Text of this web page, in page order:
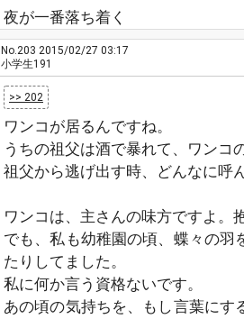
夜が一番落ち着く
No.203 2015/02/27 03:17
小学生191
>> 202
ワンコが居るんですね。
うちの祖父は酒で暴れて、ワンコ
祖父から逃げ出す時、どんなに呼
ワンコは、主さんの味方ですよ。
でも、私も幼稚園の頃、蝶々の
たりしてました。
私に何か言う資格ないです。
あの頃の気持ちを、もし言葉に